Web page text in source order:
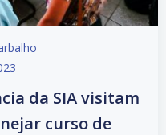
da SIA visitam
curso de